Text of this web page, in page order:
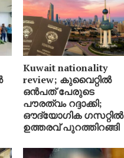
Kuwait nationality
review; കുവൈറ്റിൽ
ഒൻപത് പേരുടെ
പൗരത്വം റദ്ദാക്കി;
ഔദ്യോഗിക ഗസറ്റിൽ
ഉത്തരവ് പുറത്തിറങ്ങി